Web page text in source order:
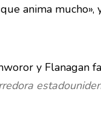
anima mucho»,